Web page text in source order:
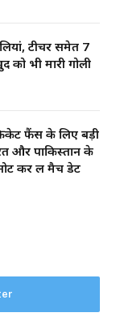
टीचर समेत 7
को भी मारी गोली
फैंस के लिए बड़ी
और पाकिस्तान के
कर लें मैच डेट